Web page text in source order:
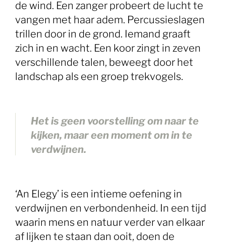
de wind. Een zanger probeert de lucht te
vangen met haar adem. Percussieslagen
trillen door in de grond. Iemand graaft
zich in en wacht. Een koor zingt in zeven
verschillende talen, beweegt door het
landschap als een groep trekvogels.
Het is geen voorstelling om naar te
kijken, maar een moment om in te
verdwijnen.
‘An Elegy’ is een intieme oefening in
verdwijnen en verbondenheid. In een tijd
waarin mens en natuur verder van elkaar
af lijken te staan dan ooit, doen de